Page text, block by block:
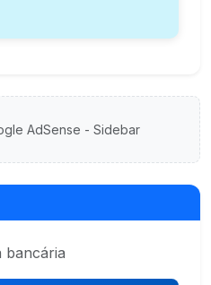
AdSense - Sidebar
bancária